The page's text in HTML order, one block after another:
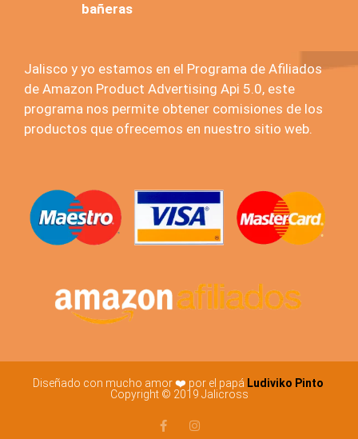
bañeras
Jalisco y yo estamos en el Programa de Afiliados
de Amazon Product Advertising Api 5.0, este
programa nos permite obtener comisiones de los
productos que ofrecemos en nuestro sitio web.
Diseñado con mucho amor ❤️ por el papá Ludiviko Pinto
Copyright © 2019 Jalicross